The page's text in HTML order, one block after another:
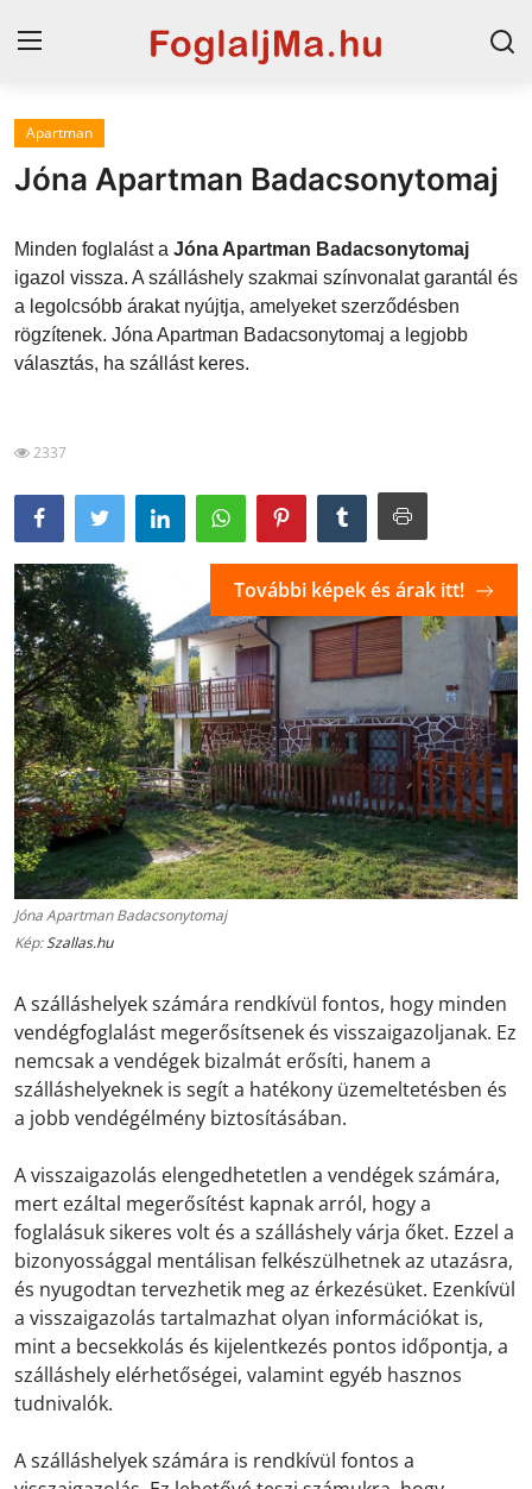
Magyarország
Horvát tengerpart
Horvátország
Szállások a Balatonon
Szállások Hajdúszoboszlón
Apartman
Jóna Apartman Badacsonytomaj
Minden foglalást a Jóna Apartman Badacsonytomaj
igazol vissza. A szálláshely szakmai színvonalat garantál és
a legolcsóbb árakat nyújtja, amelyeket szerződésben
rögzítenek. Jóna Apartman Badacsonytomaj a legjobb
választás, ha szállást keres.
2337
Jóna Apartman Badacsonytomaj
Kép:Szallas.hu
További képek és árak itt!
A szálláshelyek számára rendkívül fontos, hogy minden
vendégfoglalást megerősítsenek és visszaigazoljanak. Ez
nemcsak a vendégek bizalmát erősíti, hanem a
szálláshelyeknek is segít a hatékony üzemeltetésben és
a jobb vendégélmény biztosításában.
A visszaigazolás elengedhetetlen a vendégek számára,
mert ezáltal megerősítést kapnak arról, hogy a
foglalásuk sikeres volt és a szálláshely várja őket. Ezzel a
bizonyossággal mentálisan felkészülhetnek az utazásra,
és nyugodtan tervezhetik meg az érkezésüket. Ezenkívül
a visszaigazolás tartalmazhat olyan információkat is,
mint a becsekkolás és kijelentkezés pontos időpontja, a
szálláshely elérhetőségei, valamint egyéb hasznos
tudnivalók.
A szálláshelyek számára is rendkívül fontos a